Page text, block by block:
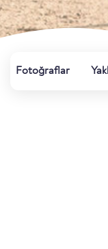
Fotoğraflar